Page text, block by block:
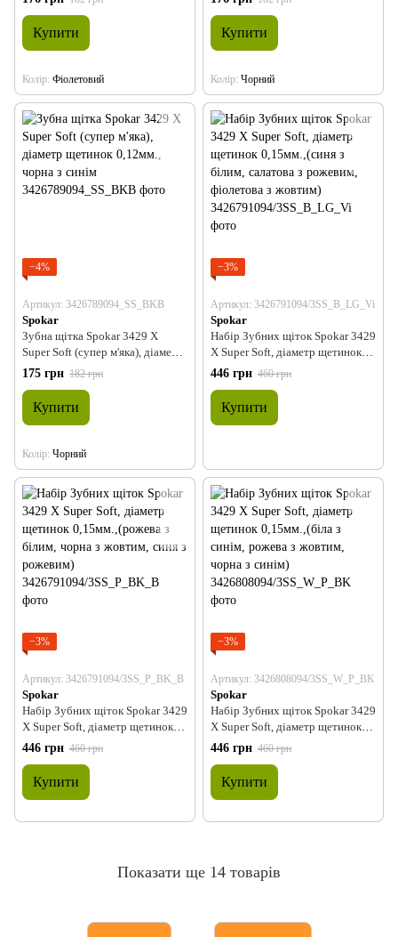
жовтим
Купити
Колір Фіолетовий
жовтим
Купити
Колір Чорний
−4%
Артикул: 3426789094_SS_BKB
Spokar
Зубна щітка Spokar 3429 X
Super Soft (супер м'яка), діаметр
щетинок 0,12мм., чорна з синім
175 грн 182 грн
Купити
Колір Чорний
−3%
Артикул: 3426791094/3SS_B_LG_Vi
Spokar
Набір Зубних щіток Spokar 3429
X Super Soft, діаметр щетинок
0,15мм.,(синя з білим, салатова з
рожевим, фіолетова з жовтим)
446 грн 460 грн
Купити
−3%
Артикул: 3426791094/3SS_P_BK_B
Spokar
Набір Зубних щіток Spokar 3429
X Super Soft, діаметр щетинок
0,15мм.,(рожева з білим, чорна з
жовтим, синя з рожевим)
446 грн 460 грн
Купити
−3%
Артикул: 3426808094/3SS_W_P_BK
Spokar
Набір Зубних щіток Spokar 3429
X Super Soft, діаметр щетинок
0,15мм.,(біла з синім, рожева з
жовтим, чорна з синім)
446 грн 460 грн
Купити
Показати ще 14 товарів